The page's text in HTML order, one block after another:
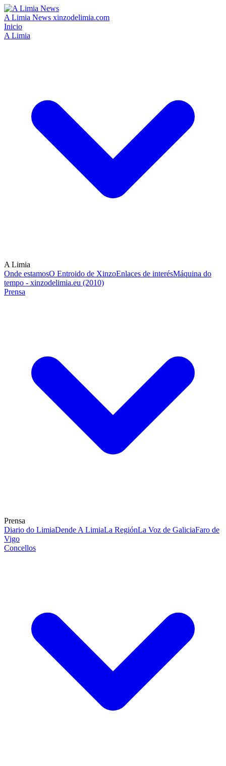
A Limia News xinzodelimia.com
Inicio
A Limia
A Limia
Onde estamosO Entroido de XinzoEnlaces de interésMáquina do
tempo - xinzodelimia.eu (2010)
Prensa
Prensa
Diario do LimiaDende A LimiaLa RegiónLa Voz de GaliciaFaro de
Vigo
Concellos